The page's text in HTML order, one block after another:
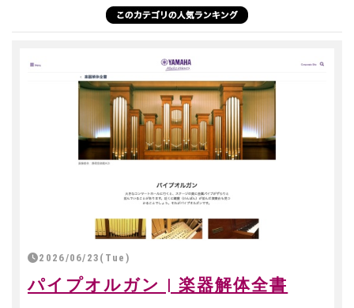
2026/06/23(Tue)
パイプオルガン | 楽器解体全書